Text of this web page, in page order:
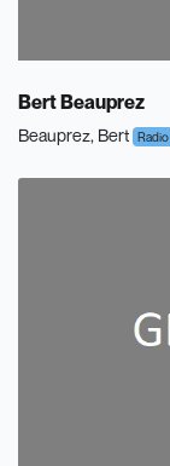
Bert Beauprez
Beauprez, Bert Radio